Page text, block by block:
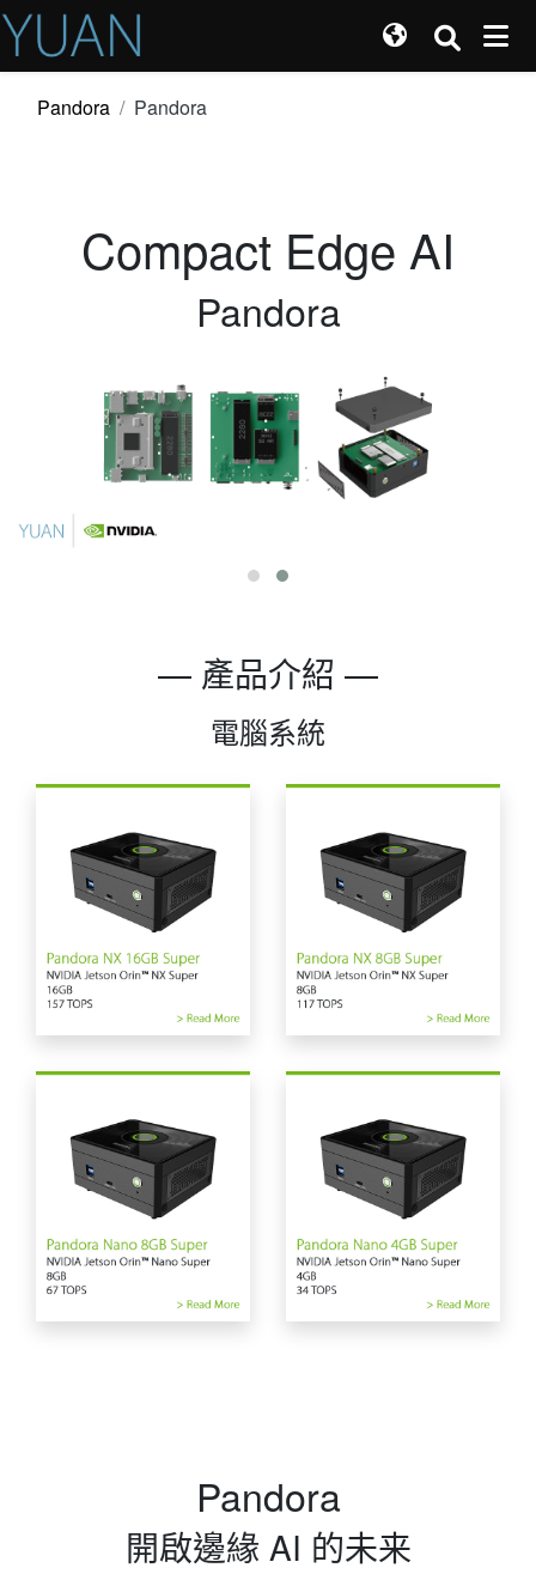
Pandora Pandora
Compact Edge AI
Pandora
— 產品介紹 —
電腦系統
Pandora
開啟邊緣 AI 的未来